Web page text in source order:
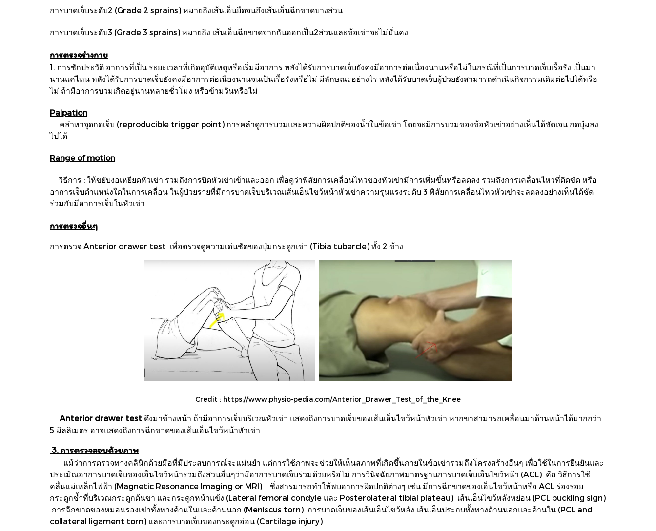
การบาดเจ็บระดับ2 (Grade 2 sprains) หมายถึงเส้นเอ็นยืดจนถึงเส้นเอ็นฉีกขาดบางส่วน
การบาดเจ็บระดับ3 (Grade 3 sprains) หมายถึง เส้นเอ็นฉีกขาดจากกันออกเป็น2ส่วนและข้อเข่าจะไม่มั่นคง
การตรวจร่างกาย
1. การซักประวัติ อาการที่เป็น ระยะเวลาที่เกิดอุบัติเหตุหรือเริ่มมีอาการ หลังได้รับการบาดเจ็บยังคงมีอาการต่อเนื่องนานหรือไม่ในกรณีที่เป็นการบาดเจ็บเรื้อรัง เป็นมา
นานแค่ไหน หลังได้รับการบาดเจ็บยังคงมีอาการต่อเนื่องนานจนเป็นเรื้อรังหรือไม่ มีลักษณะอย่างไร หลังได้รับบาดเจ็บผู้ป่วยยังสามารถดำเนินกิจกรรมเดิมต่อไปได้หรือ
ไม่ ถ้ามีอาการบวมเกิดอยู่นานหลายชั่วโมง หรือข้ามวันหรือไม่
Palpation
คลำหาจุดกดเจ็บ (reproducible trigger point) การคลำดูการบวมและความผิดปกติของน้ำในข้อเข่า โดยจะมีการบวมของข้อหัวเข่าอย่างเห็นได้ชัดเจน กดบุ๋มลง
ไปได้
Range of motion
วิธีการ : ให้ขยับงอเหยียดหัวเข่า รวมถึงการบิดหัวเข่าเข้าและออก เพื่อดูว่าพิสัยการเคลื่อนไหวของหัวเข่ามีการเพิ่มขึ้นหรือลดลง รวมถึงการเคลื่อนไหวที่ติดขัด หรือ
อาการเจ็บตำแหน่งใดในการเคลื่อน ในผู้ป่วยรายที่มีการบาดเจ็บบริเวณเส้นเอ็นไขว้หน้าหัวเข่าความรุนแรงระดับ 3 พิสัยการเคลื่อนไหวหัวเข่าจะลดลงอย่างเห็นได้ชัด
ร่วมกับมีอาการเจ็บในหัวเข่า
การตรวจอื่นๆ
การตรวจ Anterior drawer test เพื่อตรวจดูความเด่นชัดของปุ่มกระดูกเข่า (Tibia tubercle) ทั้ง 2 ข้าง
Credit : https://www.physio-pedia.com/Anterior_Drawer_Test_of_the_Knee
Anterior drawer test ดึงมาข้างหน้า ถ้ามีอาการเจ็บบริเวณหัวเข่า แสดงถึงการบาดเจ็บของเส้นเอ็นไขว้หน้าหัวเข่า หากขาสามารถเคลื่อนมาด้านหน้าได้มากกว่า
5 มิลลิเมตร อาจแสดงถึงการฉีกขาดของเส้นเอ็นไขว้หน้าหัวเข่า
3. การตรวจสอบด้วยภาพ
แม้ว่าการตรวจทางคลินิกด้วยมือที่มีประสบการณ์จะแม่นยำ แต่การใช้ภาพจะช่วยให้เห็นสภาพที่เกิดขึ้นภายในข้อเข่ารวมถึงโครงสร้างอื่นๆ เพื่อใช้ในการยืนยันและ
ประเมิณอาการบาดเจ็บของเอ็นไขว้หน้ารวมถึงส่วนอื่นๆว่ามีอาการบาดเจ็บร่วมด้วยหรือไม่ การวินิจฉัยภาพมาตรฐานการบาดเจ็บเอ็นไขว้หน้า (ACL) คือ วิธีการใช้
คลื่นแม่เหล็กไฟฟ้า (Magnetic Resonance Imaging or MRI) ซึ่งสารมารถทำให้พบอาการผิดปกติต่างๆ เช่น มีการฉีกขาดของเอ็นไขว้หน้าหรือ ACL ร่องรอย
กระดูกช้ำที่บริเวณกระดูกต้นขา และกระดูกหน้าแข้ง (Lateral femoral condyle และ Posterolateral tibial plateau) เส้นเอ็นไขว้หลังหย่อน (PCL buckling sign)
การฉีกขาดของหมอนรองเข่าทั้งทางด้านในและด้านนอก (Meniscus torn) การบาดเจ็บของเส้นเอ็นไขว้หลัง เส้นเอ็นประกบทั้งทางด้านนอกและด้านใน (PCL and
collateral ligament torn) และการบาดเจ็บของกระดูกอ่อน (Cartilage injury)